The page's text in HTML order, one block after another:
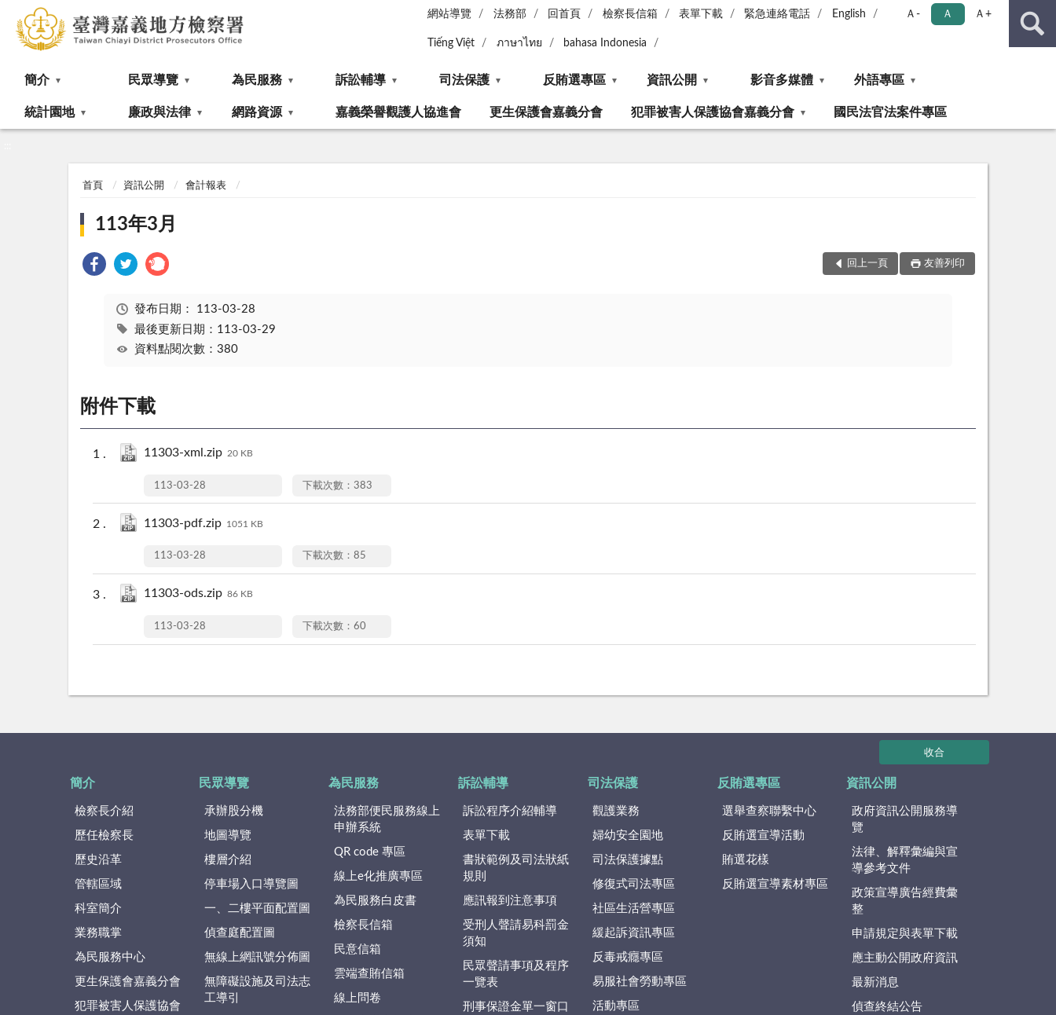
網站導覽 法務部 回首頁 檢察長信箱 表單下載 緊急連絡電話 English
Tiếng Việt ภาษาไทย bahasa Indonesia
Ａ- Ａ Ａ+
簡介 民眾導覽 為民服務 訴訟輔導 司法保護 反賄選專區 資訊公開 影音多媒體 外語專區
統計園地 廉政與法律 網路資源 嘉義榮譽觀護人協進會 更生保護會嘉義分會 犯罪被害人保護協會嘉義分會 國民法官法案件專區
首頁 資訊公開 會計報表
113年3月
回上一頁 友善列印
發布日期： 113-03-28
最後更新日期：113-03-29
資料點閱次數：380
附件下載
11303-xml.zip 20 KB
113-03-28 下載次數：383
11303-pdf.zip 1051 KB
113-03-28 下載次數：85
11303-ods.zip 86 KB
113-03-28 下載次數：60
收合
簡介
檢察長介紹
歷任檢察長
歷史沿革
管轄區域
科室簡介
業務職掌
為民服務中心
更生保護會嘉義分會
犯罪被害人保護協會
民眾導覽
承辦股分機
地圖導覽
樓層介紹
停車場入口導覽圖
一、二樓平面配置圖
偵查庭配置圖
無線上網訊號分佈圖
無障礙設施及司法志
工導引
為民服務
法務部便民服務線上
申辦系統
QR code 專區
線上e化推廣專區
為民服務白皮書
檢察長信箱
民意信箱
雲端查賄信箱
線上問卷
訴訟輔導
訴訟程序介紹輔導
表單下載
書狀範例及司法狀紙
規則
應訊報到注意事項
受刑人聲請易科罰金
須知
民眾聲請事項及程序
一覽表
刑事保證金單一窗口
司法保護
觀護業務
婦幼安全園地
司法保護據點
修復式司法專區
社區生活營專區
緩起訴資訊專區
反毒戒癮專區
易服社會勞動專區
活動專區
反賄選專區
選舉查察聯繫中心
反賄選宣導活動
賄選花樣
反賄選宣導素材專區
資訊公開
政府資訊公開服務導
覽
法律、解釋彙編與宣
導參考文件
政策宣導廣告經費彙
整
申請規定與表單下載
應主動公開政府資訊
最新消息
偵查終結公告